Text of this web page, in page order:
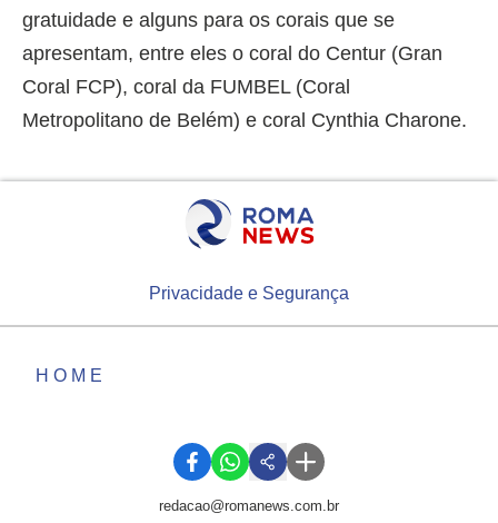
gratuidade e alguns para os corais que se
apresentam, entre eles o coral do Centur (Gran
Coral FCP), coral da FUMBEL (Coral
Metropolitano de Belém) e coral Cynthia Charone.
Privacidade e Segurança
HOME
redacao@romanews.com.br